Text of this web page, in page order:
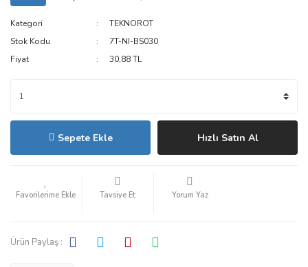
Kategori
TEKNOROT
Stok Kodu
7T-NI-BS030
Fiyat
30,88 TL
Sepete Ekle Hızlı Satın Al
Tavsiye Et Yorum Yaz
Ürün Paylaş :